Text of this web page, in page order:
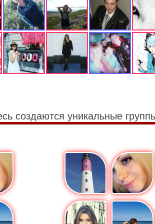
создаются уникальные